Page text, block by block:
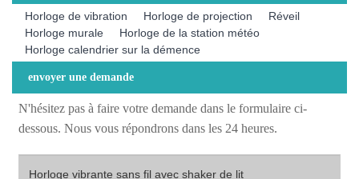
Horloge de vibration Horloge de projection
Réveil
Horloge murale
Horloge de la station météo
Horloge calendrier sur la démence
envoyer une demande
N'hésitez pas à faire votre demande dans le formulaire ci-
dessous. Nous vous répondrons dans les 24 heures.